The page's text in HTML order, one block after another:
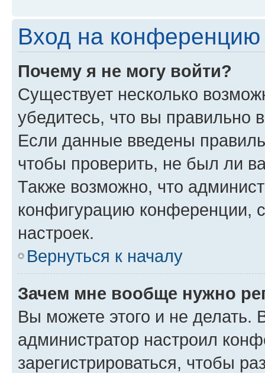
Вход на конференцию
Почему я не могу войти?
Существует несколько
убедитесь, что вы правильно
Если данные введены
чтобы проверить, не был ли
Также возможно, что
конфигурацию конференции,
настроек.
Вернуться к началу
Зачем мне вообще нужно
Вы можете этого и не делать.
администратор настроил
зарегистрироваться, чтобы